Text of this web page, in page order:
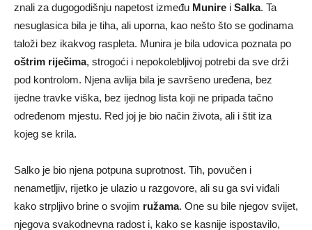
znali za dugogodišnju napetost između Munire i Salka. Ta
nesuglasica bila je tiha, ali uporna, kao nešto što se godinama
taloži bez ikakvog raspleta. Munira je bila udovica poznata po
oštrim riječima, strogoći i nepokolebljivoj potrebi da sve drži
pod kontrolom. Njena avlija bila je savršeno uređena, bez
ijedne travke viška, bez ijednog lista koji ne pripada tačno
određenom mjestu. Red joj je bio način života, ali i štit iza
kojeg se krila.
Salko je bio njena potpuna suprotnost. Tih, povučen i
nenametljiv, rijetko je ulazio u razgovore, ali su ga svi viđali
kako strpljivo brine o svojim ružama. One su bile njegov svijet,
njegova svakodnevna radost i, kako se kasnije ispostavilo,